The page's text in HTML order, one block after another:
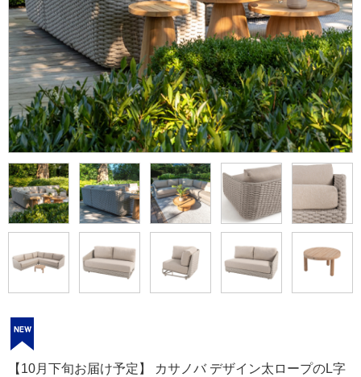
【10月下旬お届け予定】 カサノバ デザイン太ロープのL字